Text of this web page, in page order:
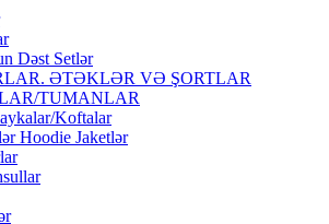
Dəst Setlər
ƏTƏKLƏR VƏ ŞORTLAR
TUMANLAR
Koftalar
Hoodie Jaketlər